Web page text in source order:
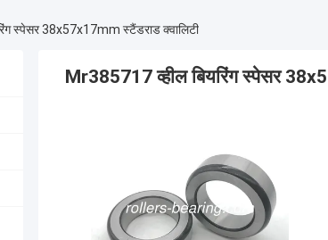
स्पेसर 38x57x17mm स्टैंडराड क्वालिटी
Mr385717 व्हील बियरिंग स्पेसर